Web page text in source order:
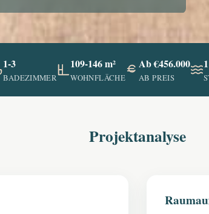
1-3
BADEZIMMER
109-146 m²
WOHNFLÄCHE
Ab €456.000
AB PREIS
Projektanalyse